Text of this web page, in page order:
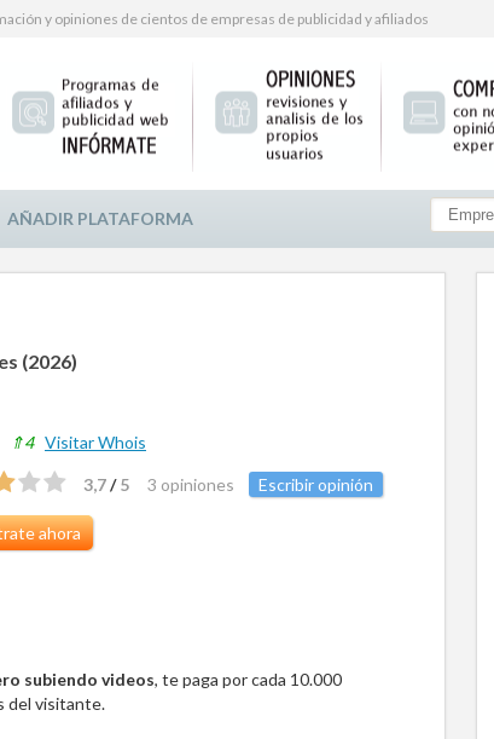
y opiniones de cientos de empresas de publicidad y afiliados
AÑADIR PLATAFORMA
(2026)
⇑4 Visitar Whois
3,7/5 3 opiniones Escribir opinión
ahora
subiendo videos, te paga por cada 10.000
del visitante.